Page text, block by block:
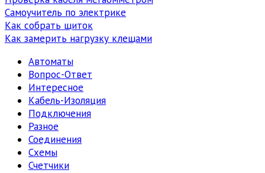
Самоучитель по электрике
Как собрать щиток
Как замерить нагрузку клещами
Автоматы
Вопрос-Ответ
Интересное
Кабель-Изоляция
Подключения
Разное
Соединения
Схемы
Счетчики